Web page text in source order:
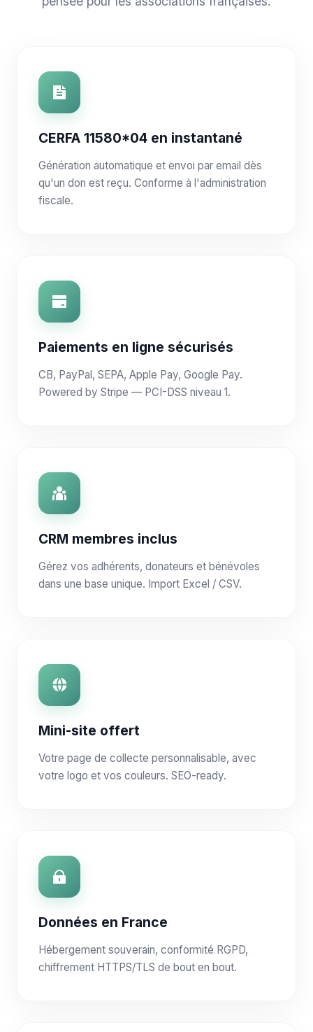
CERFA 11580*04 en instantané
Génération automatique et envoi par email dès
qu'un don est reçu. Conforme à l'administration
fiscale.
Paiements en ligne sécurisés
CB, PayPal, SEPA, Apple Pay, Google Pay.
Powered by Stripe — PCI-DSS niveau 1.
CRM membres inclus
Gérez vos adhérents, donateurs et bénévoles
dans une base unique. Import Excel / CSV.
Mini-site offert
Votre page de collecte personnalisable, avec
votre logo et vos couleurs. SEO-ready.
Données en France
Hébergement souverain, conformité RGPD,
chiffrement HTTPS/TLS de bout en bout.